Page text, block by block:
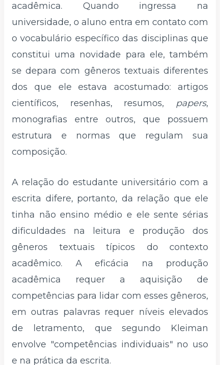
acadêmica. Quando ingressa na
universidade, o aluno entra em contato com
o vocabulário específico das disciplinas que
constitui uma novidade para ele, também
se depara com gêneros textuais diferentes
dos que ele estava acostumado: artigos
científicos, resenhas, resumos, papers,
monografias entre outros, que possuem
estrutura e normas que regulam sua
composição.
A relação do estudante universitário com a
escrita difere, portanto, da relação que ele
tinha não ensino médio e ele sente sérias
dificuldades na leitura e produção dos
gêneros textuais típicos do contexto
acadêmico. A eficácia na produção
acadêmica requer a aquisição de
competências para lidar com esses gêneros,
em outras palavras requer níveis elevados
de letramento, que segundo Kleiman
envolve "competências individuais" no uso
e na prática da escrita.